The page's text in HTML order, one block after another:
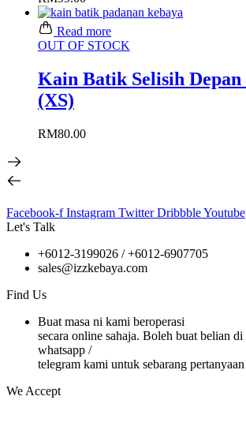
Read more
OUT OF STOCK
Kain Batik Selisih
(XS)
RM80.00
Facebook-f Instagram Twitter DribbbleYoutube
Let's Talk
+6012-3199026 / +6012-6907705
sales@izzkebaya.com
Find Us
Buat masa ni kami beroperasi
secara online sahaja. Boleh buat belian di
whatsapp /
telegram kami untuk sebarang
We Accept